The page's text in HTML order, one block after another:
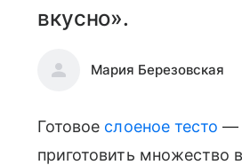
вкусно».
Мария Березовская
Готовое слоеное тесто —
приготовить множество